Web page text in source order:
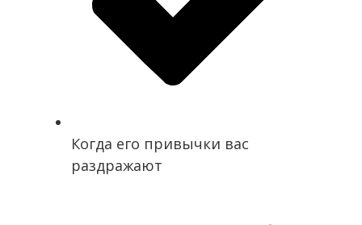
Когда его привычки вас
раздражают